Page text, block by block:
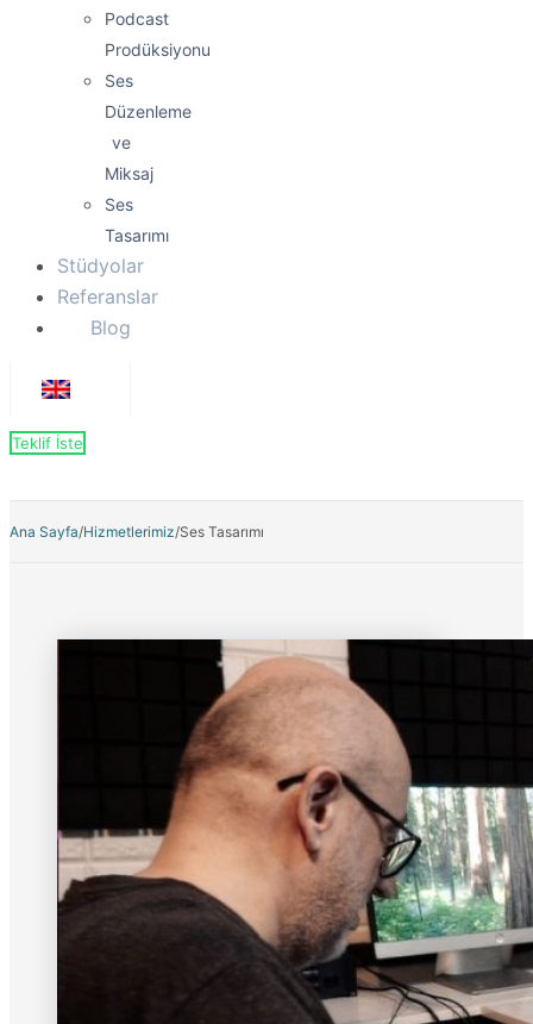
Podcast
Prodüksiyonu
Ses
Düzenleme
ve
Miksaj
Ses
Tasarımı
Stüdyolar
Referanslar
Blog
Teklif İste
Ana Sayfa/Hizmetlerimiz/Ses Tasarımı